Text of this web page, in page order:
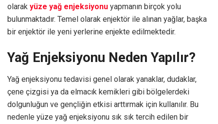
olarak yüze yağ enjeksiyonu yapmanın birçok yolu
bulunmaktadır. Temel olarak enjektör ile alınan yağlar, başka
bir enjektör ile yeni yerlerine enjekte edilmektedir.
Yağ Enjeksiyonu Neden Yapılır?
Yağ enjeksiyonu tedavisi genel olarak yanaklar, dudaklar,
çene çizgisi ya da elmacık kemikleri gibi bölgelerdeki
dolgunluğun ve gençliğin etkisi arttırmak için kullanılır. Bu
nedenle yüze yağ enjeksiyonu sık sık tercih edilen bir